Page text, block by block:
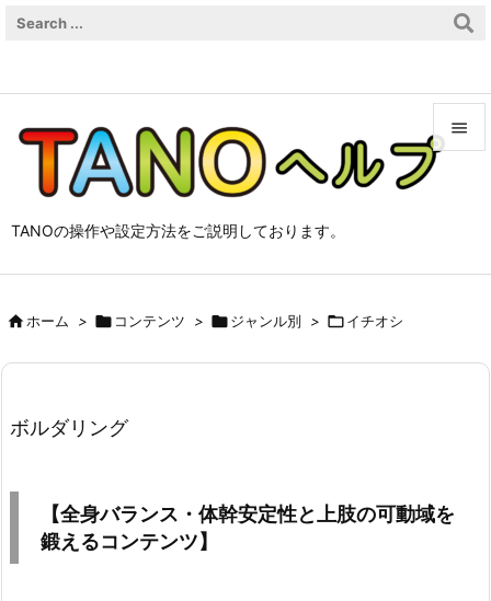
TANOの操作や設定方法をご説明しております。

次へ
ホーム >  コンテンツ > ジャンル別 > イチオシ
ボルダリング
【全身バランス・体幹安定性と上肢の可動域を
鍛えるコンテンツ】